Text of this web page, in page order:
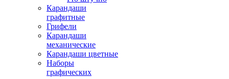
Карандаши
графитные
Грифели
Карандаши
механические
Карандаши цветные
Наборы
графических